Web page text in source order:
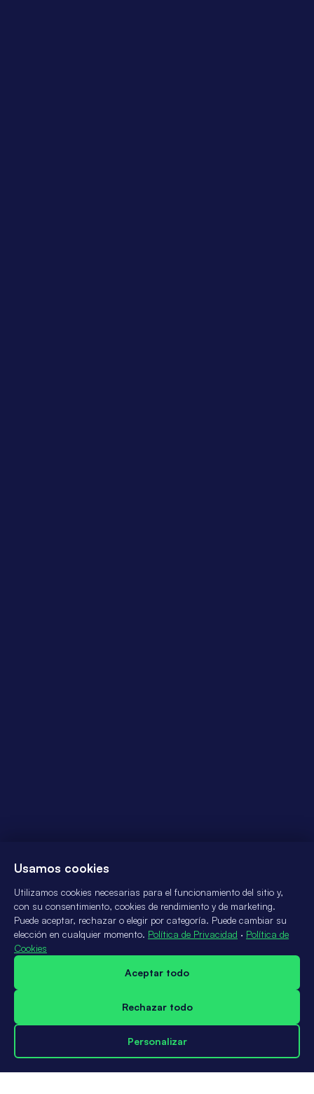
Usamos cookies
Utilizamos cookies necesarias para el funcionamiento del sitio y,
con su consentimiento, cookies de rendimiento y de marketing.
Puede aceptar, rechazar o elegir por categoría. Puede cambiar su
elección en cualquier momento. Política de Privacidad · Política de
Cookies
Aceptar todo
Rechazar todo
Personalizar